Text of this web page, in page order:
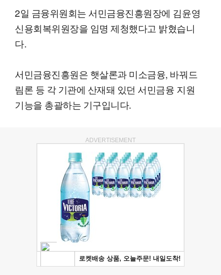
2일 금융위원회는 서민금융진흥원장에 김윤영
신용회복위원장을 임명 제청했다고 밝혔습니
다.
서민금융진흥원은 햇살론과 미소금융, 바꿔드
림론 등 각 기관에 산재돼 있던 서민금융 지원
기능을 총괄하는 기구입니다.
ADVERTISEMENT